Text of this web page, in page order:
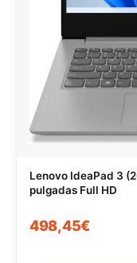
Lenovo IdeaPad 3
pulgadas Full HD
498,45€